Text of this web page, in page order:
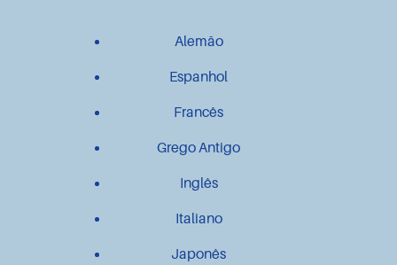
Alemão
Espanhol
Francês
Grego Antigo
Inglês
Italiano
Japonês